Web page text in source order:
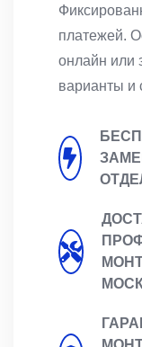
платежей.
онлайн или
варианты и